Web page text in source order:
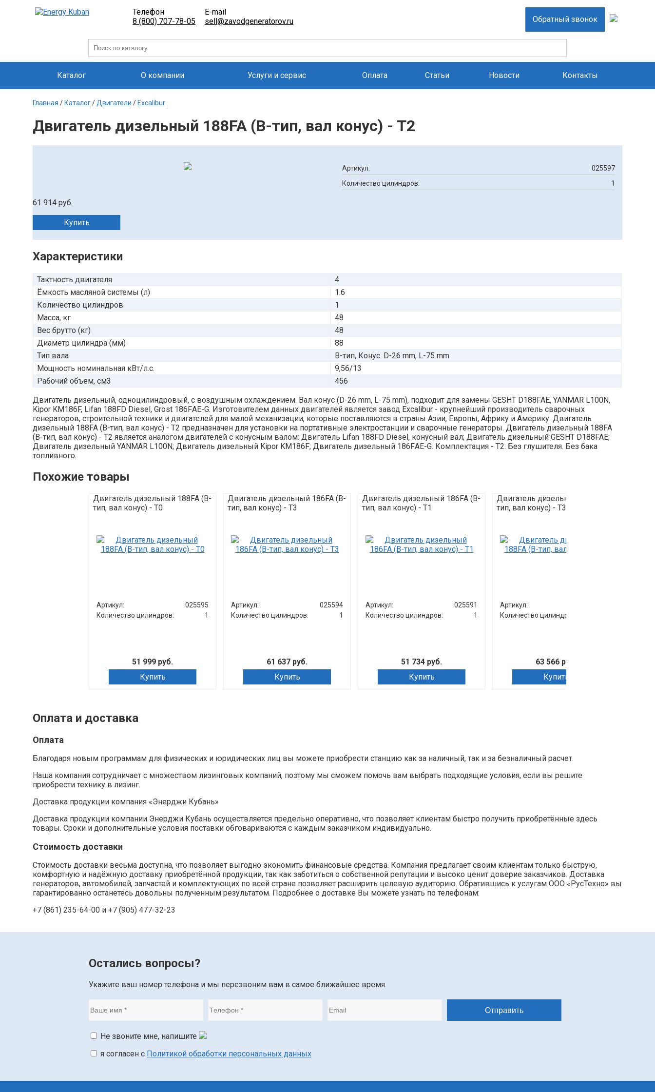
Телефон
8 (800) 707-78-05
E-mail
sell@zavodgeneratorov.ru
Обратный звонок
Каталог О компании Услуги и сервис Оплата Статьи Новости Контакты
Главная / Каталог/ Двигатели / Excalibur
Двигатель дизельный 188FA (B-тип, вал конус) - T2
Артикул:
025597
Количество цилиндров:
1
61 914 руб.
Купить
Характеристики
Тактность двигателя
4
Ёмкость масляной системы (л)
1.6
Количество цилиндров
1
Масса, кг
48
Вес брутто (кг)
48
Диаметр цилиндра (мм)
88
Тип вала
B-тип, Конус. D-26 mm, L-75 mm
Мощность номинальная кВт/л.с.
9,56/13
Рабочий объем, см3
456
Двигатель дизельный, одноцилиндровый, с воздушным охлаждением. Вал конус (D-26 mm, L-75 mm), подходит для замены GESHT D188FAE, YANMAR L100N,
Kipor KM186F, Lifan 188FD Diesel, Grost 186FАЕ-G. Изготовителем данных двигателей является завод Excalibur - крупнейший производитель сварочных
генераторов, строительной техники и двигателей для малой механизации, которые поставляются в страны Азии, Европы, Африку и Америку. Двигатель
дизельный 188FA (B-тип, вал конус) - T2 предназначен для установки на портативные электростанции и сварочные генераторы. Двигатель дизельный 188FA
(B-тип, вал конус) - T2 является аналогом двигателей с конусным валом: Двигатель Lifan 188FD Diesel, конусный вал; Двигатель дизельный GESHT D188FAE;
Двигатель дизельный YANMAR L100N; Двигатель дизельный Kipor KM186F; Двигатель дизельный 186FАЕ-G. Комплектация - T2: Без глушителя. Без бака
топливного.
Похожие товары
Двигатель дизельный 188FA (B-
тип, вал конус) - T0
Артикул:
025595
Количество цилиндров:
1
51 999 руб.
Купить
Двигатель дизельный 186FA (B-
тип, вал конус) - T3
Артикул:
025594
Количество цилиндров:
1
61 637 руб.
Купить
Двигатель дизельный 186FA (B-
тип, вал конус) - T1
Артикул:
025591
Количество цилиндров:
1
51 734 руб.
Купить
Двигатель дизельный 188FA (B-
тип, вал конус) - T3
Артикул:
Количество цилиндров:
63 566 руб.
Купить
Оплата и доставка
Оплата
Благодаря новым программам для физических и юридических лиц вы можете приобрести станцию как за наличный, так и за безналичный расчет.
Наша компания сотрудничает с множеством лизинговых компаний, поэтому мы сможем помочь вам выбрать подходящие условия, если вы решите
приобрести технику в лизинг.
Доставка продукции компания «Энерджи Кубань»
Доставка продукции компании Энерджи Кубань осуществляется предельно оперативно, что позволяет клиентам быстро получить приобретённые здесь
товары. Сроки и дополнительные условия поставки обговариваются с каждым заказчиком индивидуально.
Стоимость доставки
Стоимость доставки весьма доступна, что позволяет выгодно экономить финансовые средства. Компания предлагает своим клиентам только быструю,
комфортную и надёжную доставку приобретённой продукции, так как заботиться о собственной репутации и высоко ценит доверие заказчиков. Доставка
генераторов, автомобилей, запчастей и комплектующих по всей стране позволяет расширить целевую аудиторию. Обратившись к услугам ООО «РусТехно» вы
гарантированно останетесь довольны полученным результатом. Подробнее о доставке Вы можете узнать по телефонам:
+7 (861) 235-64-00 и+7 (905) 477-32-23
Остались вопросы?
Укажите ваш номер телефона и мы перезвоним вам в самое ближайшее время.
Не звоните мне, напишите
я согласен с Политикой обработки персональных данных